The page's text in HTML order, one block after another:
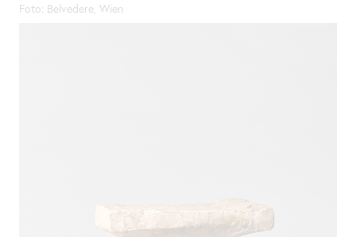
Foto: Belvedere, Wien